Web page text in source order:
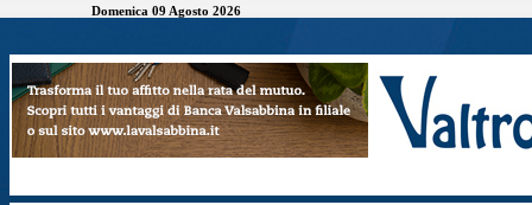
Domenica 09 Agosto 2026